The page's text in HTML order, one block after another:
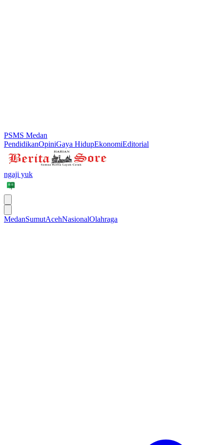
PSMS Medan
PendidikanOpiniGaya HidupEkonomiEditorial
ngaji yuk
MedanSumutAcehNasionalOlahraga